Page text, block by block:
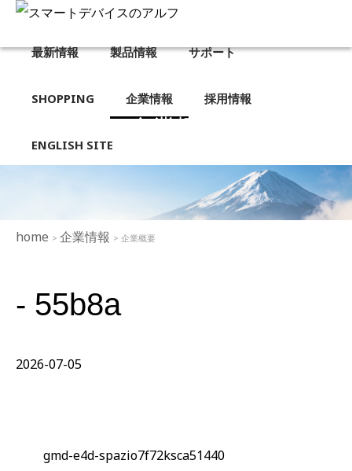
最新情報 製品情報 サポート
SHOPPING 企業情報 採用情報
ENGLISH SITE
企業概要
home > 企業情報 > 企業概要
- 55b8a
2026-07-05
gmd-e4d-spazio7f72ksca51440